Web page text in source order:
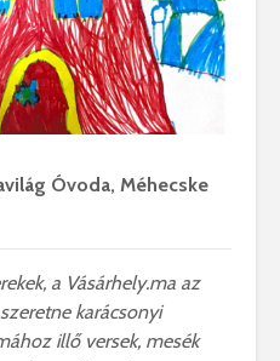
Óvoda, Méhecske
a Vásárhely.ma az
karácsonyi
illő versek, mesék